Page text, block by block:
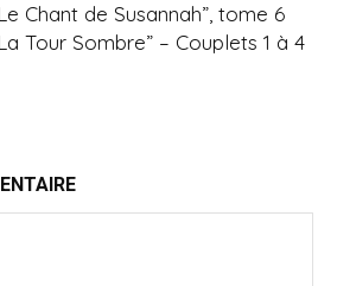
Chant de Susannah”, tome 6
Tour Sombre” – Couplets 1 à 4